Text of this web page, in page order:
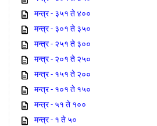
मन्त्र - ३५१ ते ४००
मन्त्र - ३०१ ते ३५०
मन्त्र - २५१ ते ३००
मन्त्र - २०१ ते २५०
मन्त्र - १५१ ते २००
मन्त्र - १०१ ते १५०
मन्त्र - ५१ ते १००
मन्त्र - १ ते ५०